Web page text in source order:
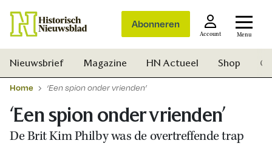
Abonneren
Account Menu
Nieuwsbrief Magazine HN Actueel Shop
Home ‘Een spion onder vrienden’
‘Een spion onder vrienden’
De Brit Kim Philby was de overtreffende trap